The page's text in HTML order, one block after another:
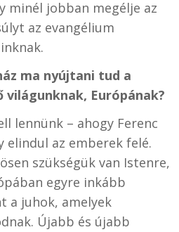
minél jobban megélje az
az evangélium
ma nyújtani tud a
Európának?
lennünk – ahogy Ferenc
elindul az emberek felé.
szükségük van Istenre,
egyre inkább
a juhok, amelyek
Újabb és újabb